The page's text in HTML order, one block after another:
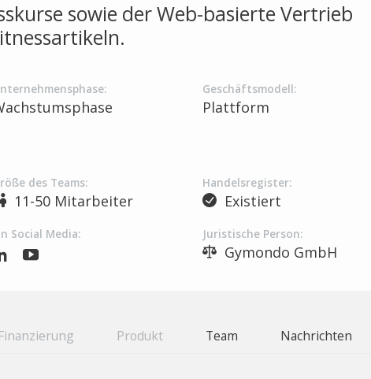
sowie der Web-basierte Vertrieb
Geschäftsmodell:
Plattform
des Teams:
11-50 Mitarbeiter
Handelsregister:
Existiert
Social Media: Juristische Person:
Gymondo GmbH
Finanzierung Produkt Team Nachrichten